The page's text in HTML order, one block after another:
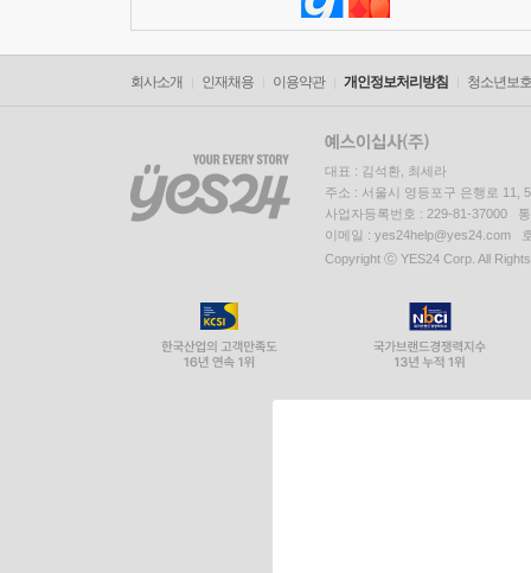
회사소개 인재채용 이용약관 개인정보처리방침 청소년보
대표 : 김석환, 최세라
주소 : 서울시 영등포구 은행로 11,
사업자등록번호 : 229-81-37000
이메일 : yes24help@yes24.com
Copyright ⓒ YES24 Corp. All